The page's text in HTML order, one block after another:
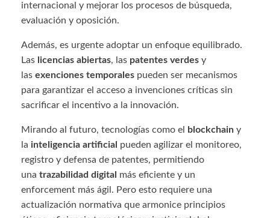
internacional y mejorar los procesos de búsqueda,
evaluación y oposición.
Además, es urgente adoptar un enfoque equilibrado.
Las licencias abiertas, las patentes verdes y
las exenciones temporales pueden ser mecanismos
para garantizar el acceso a invenciones críticas sin
sacrificar el incentivo a la innovación.
Mirando al futuro, tecnologías como el blockchain y
la inteligencia artificial pueden agilizar el monitoreo,
registro y defensa de patentes, permitiendo
una trazabilidad digital más eficiente y un
enforcement más ágil. Pero esto requiere una
actualización normativa que armonice principios